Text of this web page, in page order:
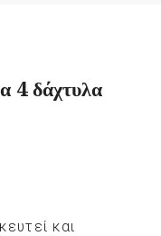
4 δάχτυλα
και